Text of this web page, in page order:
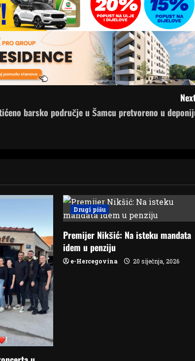
barsko područje u Šamcu pretvoreno u
Drugi pišu
Premijer Nikšić: Na isteku mandata
idem u penziju
e-Hercegovina 20 siječnja, 2026